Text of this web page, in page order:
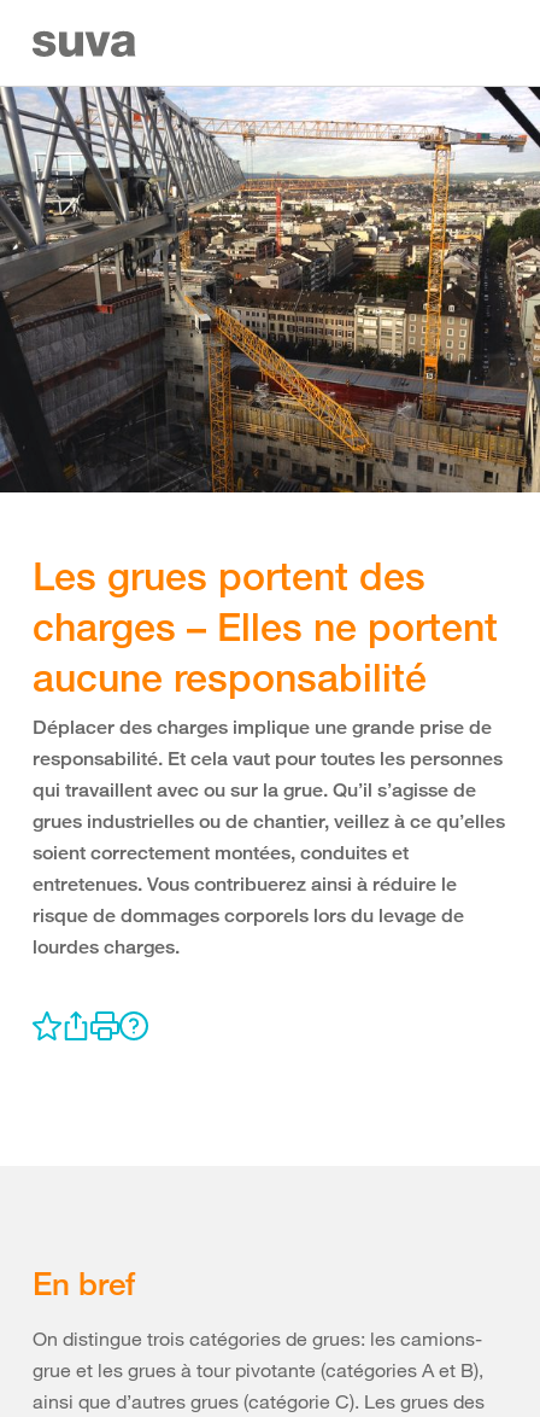
Les grues portent des
charges – Elles ne portent
aucune responsabilité
Déplacer des charges implique une grande prise de
responsabilité. Et cela vaut pour toutes les personnes
qui travaillent avec ou sur la grue. Qu’il s’agisse de
grues industrielles ou de chantier, veillez à ce qu’elles
soient correctement montées, conduites et
entretenues. Vous contribuerez ainsi à réduire le
risque de dommages corporels lors du levage de
lourdes charges.
En bref
On distingue trois catégories de grues: les camions-
grue et les grues à tour pivotante (catégories A et B),
ainsi que d’autres grues (catégorie C). Les grues des